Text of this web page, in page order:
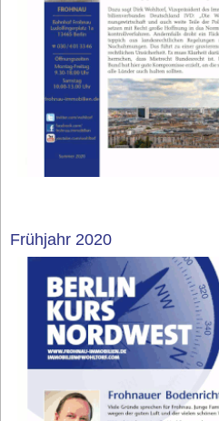
Frühjahr 2020